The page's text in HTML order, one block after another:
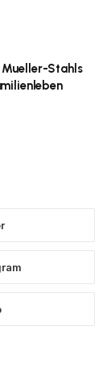
Stahls